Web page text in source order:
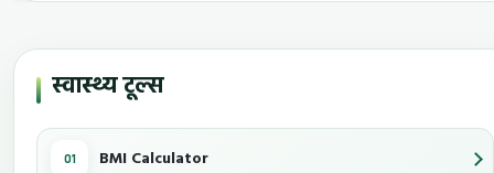
स्वास्थ्य टूल्स
BMI Calculator